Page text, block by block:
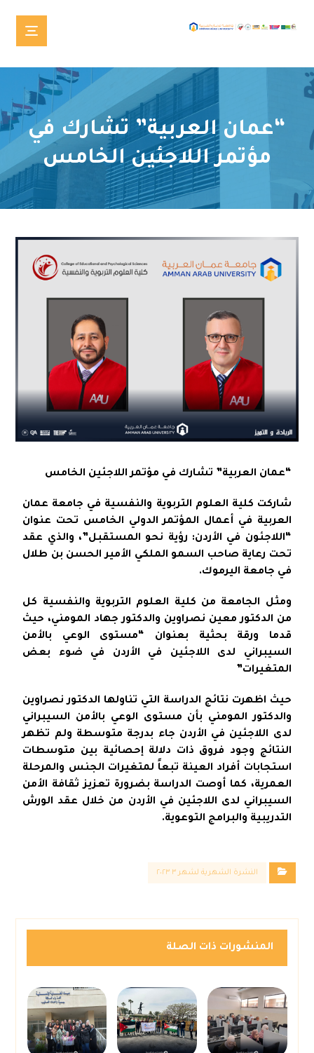
“عمان العربية” تشارك في
مؤتمر اللاجئين الخامس
“عمان العربية” تشارك في مؤتمر اللاجئين الخامس
شاركت كلية العلوم التربوية والنفسية في جامعة عمان
العربية في أعمال المؤتمر الدولي الخامس تحت عنوان
“اللاجئون في الأردن: رؤية نحو المستقبل”، والذي عقد
تحت رعاية صاحب السمو الملكي الأمير الحسن بن طلال
في جامعة اليرموك.
ومثل الجامعة من كلية العلوم التربوية والنفسية كل
من الدكتور معين نصراوين والدكتور جهاد المومني، حيث
قدما ورقة بحثية بعنوان “مستوى الوعي بالأمن
السيبراني لدى اللاجئين في الأردن في ضوء بعض
المتغيرات”
حيث اظهرت نتائج الدراسة التي تناولها الدكتور نصراوين
والدكتور المومني بأن مستوى الوعي بالأمن السيبراني
لدى اللاجئين في الأردن جاء بدرجة متوسطة ولم تظهر
النتائج وجود فروق ذات دلالة إحصائية بين متوسطات
استجابات أفراد العينة تبعاً لمتغيرات الجنس والمرحلة
العمرية، كما أوصت الدراسة بضرورة تعزيز ثقافة الأمن
السيبراني لدى اللاجئين في الأردن من خلال عقد الورش
التدريبية والبرامج التوعوية.
النشرة الشهرية لشهر ٣ ٢٠٢٣
المنشورات ذات الصلة